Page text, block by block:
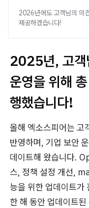
2026년에도 고객님의 의
제공하겠습니다!
2025년, 고객
운영을 위해
행했습니다!
올해 엑소스피어는 고
반영하며, 기업 보안
데이트해 왔습니다.
스, 정책 설정 개선,
능을 위한 업데이트
한 해 동안 업데이트